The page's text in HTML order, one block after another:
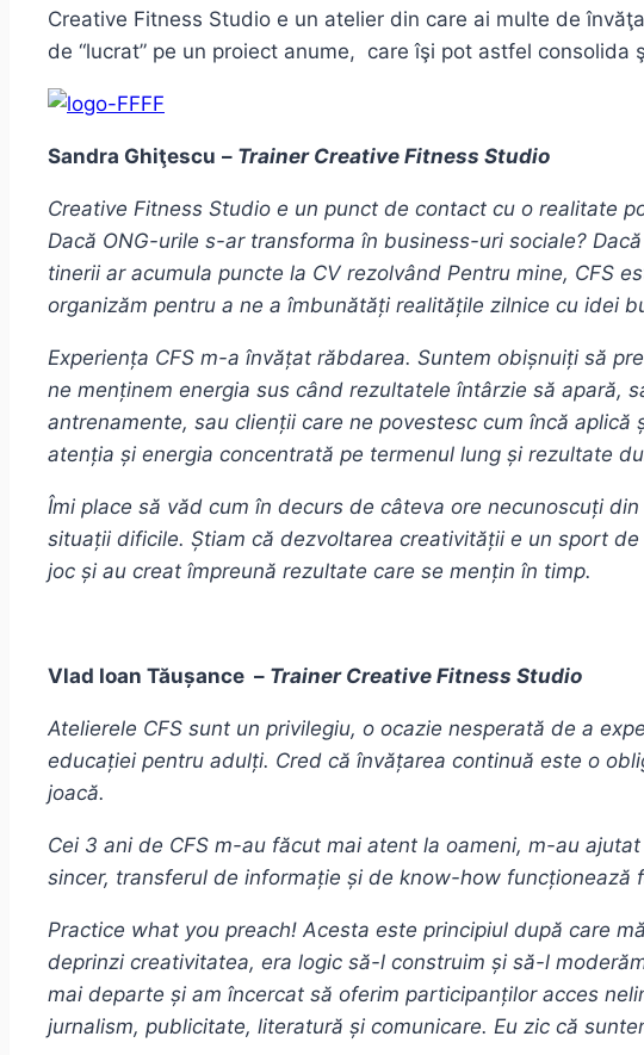
Creative Fitness Studio e un atelier din care ai multe de
de “lucrat” pe un proiect anume, care îşi pot astfel consolida
Sandra Ghiţescu – Trainer Creative Fitness Studio
Creative Fitness Studio e un punct de contact cu o realitate
Dacă ONG-urile s-ar transforma în business-uri sociale?
tinerii ar acumula puncte la CV rezolvând Pentru mine, CFS
organizăm pentru a ne a îmbunătăți realitățile zilnice cu idei
Experiența CFS m-a învățat răbdarea. Suntem obișnuiți să
ne menținem energia sus când rezultatele întârzie să apară,
antrenamente, sau clienții care ne povestesc cum încă
atenția și energia concentrată pe termenul lung și rezultate
Îmi place să văd cum în decurs de câteva ore necunoscuți
situații dificile. Știam că dezvoltarea creativității e un sport
joc și au creat împreună rezultate care se mențin în timp.
Vlad Ioan Tăușance – Trainer Creative Fitness Studio
Atelierele CFS sunt un privilegiu, o ocazie nesperată de a
educației pentru adulți. Cred că învățarea continuă este o
joacă.
Cei 3 ani de CFS m-au făcut mai atent la oameni, m-au
sincer, transferul de informație și de know-how funcționează
Practice what you preach! Acesta este principiul după care
deprinzi creativitatea, era logic să-l construim și să-l
mai departe și am încercat să oferim participanților acces
jurnalism, publicitate, literatură și comunicare. Eu zic că